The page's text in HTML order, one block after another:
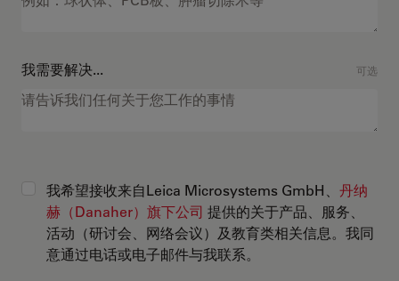
我需要解决... 可选
我希望接收来自Leica Microsystems GmbH、 丹纳
赫（Danaher）旗下公司 提供的关于产品、服务、
活动（研讨会、网络会议）及教育类相关信息。我同
意通过电话或电子邮件与我联系。